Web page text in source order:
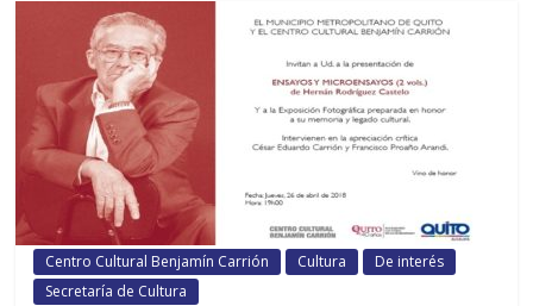
Centro Cultural Benjamín Carrión Cultura
De interés
Secretaría de Cultura